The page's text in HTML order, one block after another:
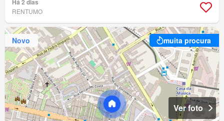
Há 2 dias
RENTUMO
Novo muita procura
Ver foto